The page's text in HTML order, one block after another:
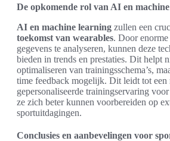
De opkomende rol van AI en
AI en machine learning zullen een
toekomst van wearables. Door enorme
gegevens te analyseren, kunnen deze
bieden in trends en prestaties. Dit helpt
optimaliseren van trainingsschema’s,
time feedback mogelijk. Dit leidt tot een
gepersonaliseerde trainingservaring
ze zich beter kunnen voorbereiden op
sportuitdagingen.
Conclusies en aanbevelingen voor